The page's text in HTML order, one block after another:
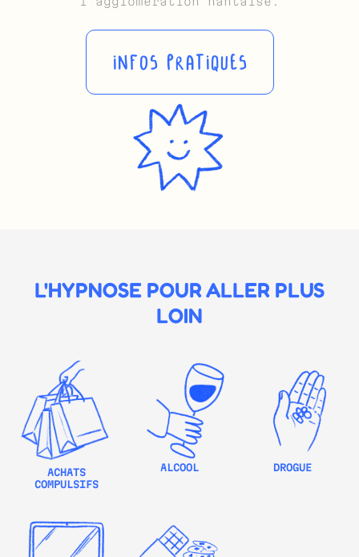
INFOS PRATIQUES
L'HYPNOSE POUR ALLER PLUS
LOIN
ACHATS
COMPULSIFS
ALCOOL DROGUE